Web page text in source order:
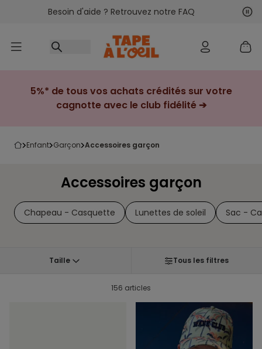
Accéder au contenu
Besoin d'aide ? Retrouvez notre FAQ
5%* de tous vos achats crédités sur votre
cagnotte avec le club fidélité ➔
enfant garçon accessoires garçon
Accessoires garçon
Chapeau - Casquette Lunettes de soleil Sac -
Taille Tous les filtres
156 articles